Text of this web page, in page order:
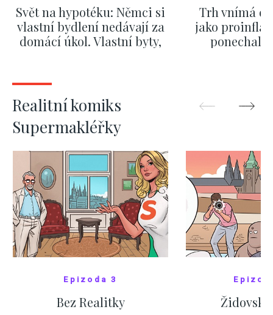
Svět na hypotéku: Němci si
vlastní bydlení nedávají za
domácí úkol. Vlastní byty,
Trh vnímá
jako
ponechali
Realitní komiks
Supermakléřky
Epizoda 3
Bez Realitky